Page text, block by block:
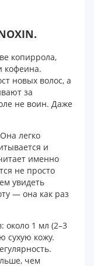
.
копиррола,
кофеина.
новых волос, а
за
не воин. Даже
легко
и
именно
не просто
увидеть
— она как раз
около 1 мл (2–3
сухую кожу.
чем